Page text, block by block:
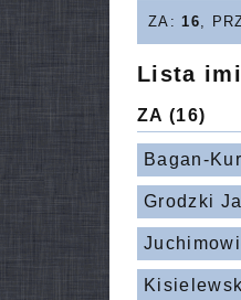
ZA: 16 ,
Lista
ZA (16)
Bagan-
Grodzki